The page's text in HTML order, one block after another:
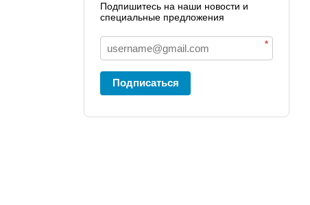
Подпишитесь на наши новости и
специальные предложения
*
Подписаться